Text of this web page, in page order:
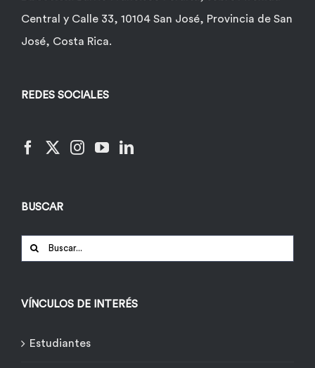
Central y Calle 33, 10104 San José, Provincia de San
José, Costa Rica.
REDES SOCIALES
BUSCAR
Buscar:
VÍNCULOS DE INTERÉS
Estudiantes